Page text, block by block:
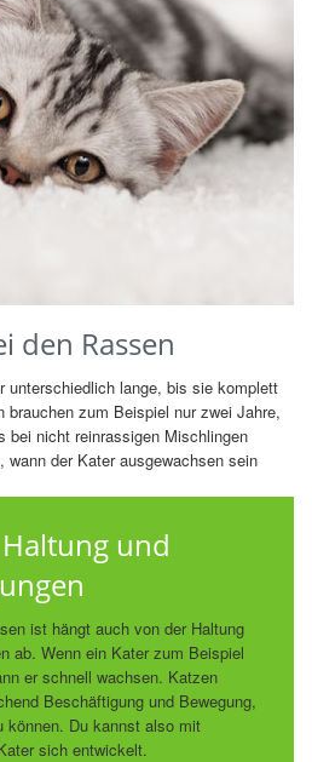
den Rassen
unterschiedlich lange, bis sie komplett
brauchen zum Beispiel nur zwei Jahre,
bei nicht reinrassigen Mischlingen
der Kater ausgewachsen sein
und
ist hängt auch von der Haltung
ab. Wenn ein Kater zum Beispiel
er schnell wachsen. Katzen
Beschäftigung und Bewegung,
können. Du kannst also mit
sich entwickelt.